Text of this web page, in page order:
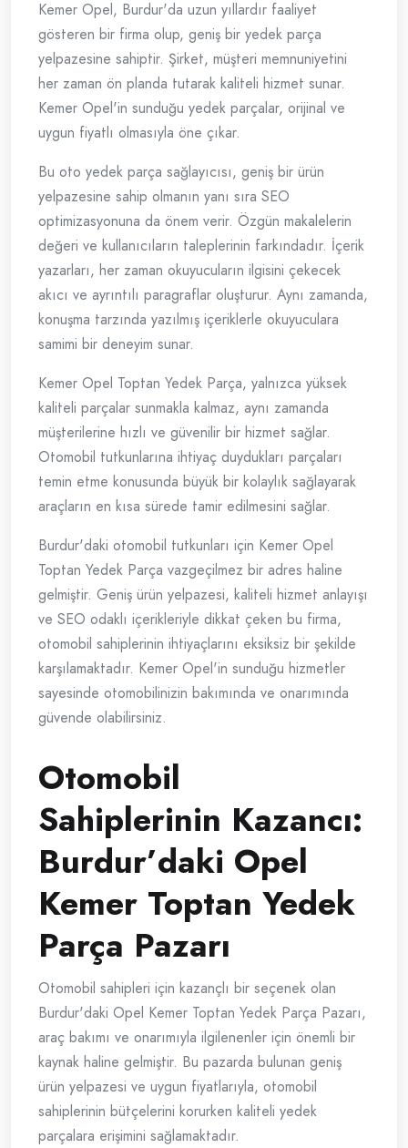
Kemer Opel, Burdur'da uzun yıllardır faaliyet
gösteren bir firma olup, geniş bir yedek parça
yelpazesine sahiptir. Şirket, müşteri memnuniyetini
her zaman ön planda tutarak kaliteli hizmet sunar.
Kemer Opel'in sunduğu yedek parçalar, orijinal ve
uygun fiyatlı olmasıyla öne çıkar.
Bu oto yedek parça sağlayıcısı, geniş bir ürün
yelpazesine sahip olmanın yanı sıra SEO
optimizasyonuna da önem verir. Özgün makalelerin
değeri ve kullanıcıların taleplerinin farkındadır. İçerik
yazarları, her zaman okuyucuların ilgisini çekecek
akıcı ve ayrıntılı paragraflar oluşturur. Aynı zamanda,
konuşma tarzında yazılmış içeriklerle okuyuculara
samimi bir deneyim sunar.
Kemer Opel Toptan Yedek Parça, yalnızca yüksek
kaliteli parçalar sunmakla kalmaz, aynı zamanda
müşterilerine hızlı ve güvenilir bir hizmet sağlar.
Otomobil tutkunlarına ihtiyaç duydukları parçaları
temin etme konusunda büyük bir kolaylık sağlayarak
araçların en kısa sürede tamir edilmesini sağlar.
Burdur'daki otomobil tutkunları için Kemer Opel
Toptan Yedek Parça vazgeçilmez bir adres haline
gelmiştir. Geniş ürün yelpazesi, kaliteli hizmet anlayışı
ve SEO odaklı içerikleriyle dikkat çeken bu firma,
otomobil sahiplerinin ihtiyaçlarını eksiksiz bir şekilde
karşılamaktadır. Kemer Opel'in sunduğu hizmetler
sayesinde otomobilinizin bakımında ve onarımında
güvende olabilirsiniz.
Otomobil
Sahiplerinin Kazancı:
Burdur’daki Opel
Kemer Toptan Yedek
Parça Pazarı
Otomobil sahipleri için kazançlı bir seçenek olan
Burdur'daki Opel Kemer Toptan Yedek Parça Pazarı,
araç bakımı ve onarımıyla ilgilenenler için önemli bir
kaynak haline gelmiştir. Bu pazarda bulunan geniş
ürün yelpazesi ve uygun fiyatlarıyla, otomobil
sahiplerinin bütçelerini korurken kaliteli yedek
parçalara erişimini sağlamaktadır.